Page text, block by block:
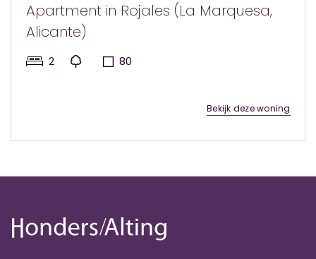
Apartment in Rojales (La Marquesa,
Alicante)
2 80
Bekijk deze woning